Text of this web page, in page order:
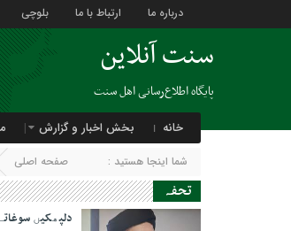
درباره ما ارتباط با ما بلوچی
سنت آنلاین
پایگاه اطلاع‌رسانی اهل سنت
خانه بخش اخبار و گزارش
شما اینجا هستید : صفحه اصلی
تحفہ
دلپھکیں